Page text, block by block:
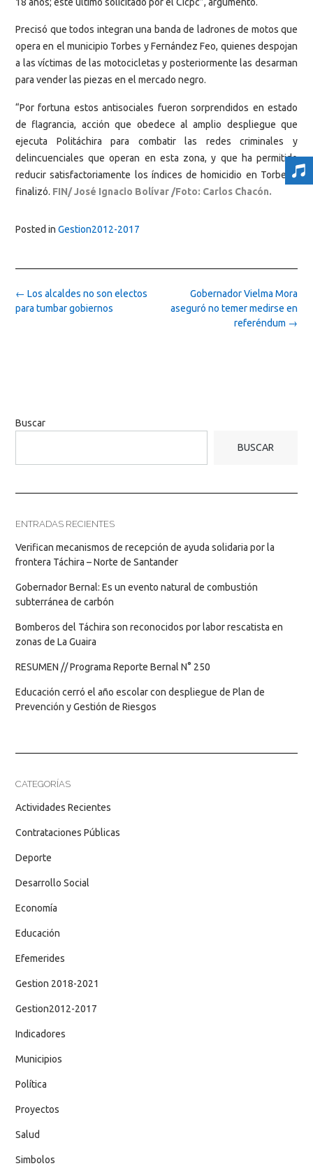
Precisó que todos integran una banda de ladrones de motos que
opera en el municipio Torbes y Fernández Feo, quienes despojan
a las víctimas de las motocicletas y posteriormente las desarman
para vender las piezas en el mercado negro.
“Por fortuna estos antisociales fueron sorprendidos en estado
de flagrancia, acción que obedece al amplio despliegue que
ejecuta Politáchira para combatir las redes criminales y
delincuenciales que operan en esta zona, y que ha permitido
reducir satisfactoriamente los índices de homicidio en Torbes”,
finalizó. FIN/ José Ignacio Bolívar /Foto: Carlos Chacón.
Posted in Gestion2012-2017
Post
navigation
Gobernador Vielma Mora
aseguró no temer medirse en
referéndum →
← Los alcaldes no son electos
para tumbar gobiernos
Buscar
BUSCAR
ENTRADAS RECIENTES
Verifican mecanismos de recepción de ayuda solidaria por la
frontera Táchira – Norte de Santander
Gobernador Bernal: Es un evento natural de combustión
subterránea de carbón
Bomberos del Táchira son reconocidos por labor rescatista en
zonas de La Guaira
RESUMEN // Programa Reporte Bernal N° 250
Educación cerró el año escolar con despliegue de Plan de
Prevención y Gestión de Riesgos
CATEGORÍAS
Actividades Recientes
Contrataciones Públicas
Deporte
Desarrollo Social
Economía
Educación
Efemerides
Gestion 2018-2021
Gestion2012-2017
Indicadores
Municipios
Política
Proyectos
Salud
Simbolos